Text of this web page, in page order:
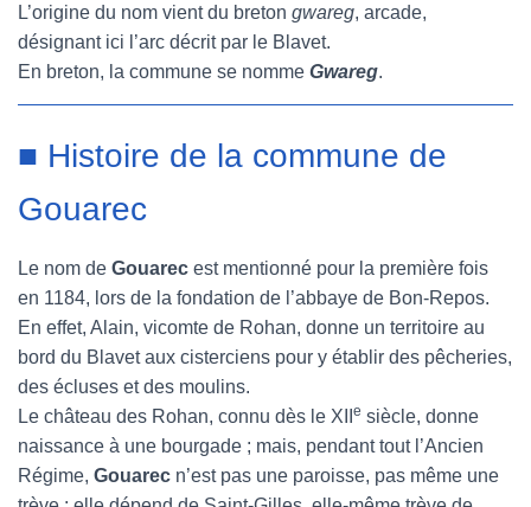
L’origine du nom vient du breton gwareg, arcade,
désignant ici l’arc décrit par le Blavet.
En breton, la commune se nomme Gwareg.
■ Histoire de la commune de
Gouarec
Le nom de Gouarec est mentionné pour la première fois
en 1184, lors de la fondation de l’abbaye de Bon-Repos.
En effet, Alain, vicomte de Rohan, donne un territoire au
bord du Blavet aux cisterciens pour y établir des pêcheries,
des écluses et des moulins.
Le château des Rohan, connu dès le XII
e siècle, donne
naissance à une bourgade ; mais, pendant tout l’Ancien
Régime, Gouarec n’est pas une paroisse, pas même une